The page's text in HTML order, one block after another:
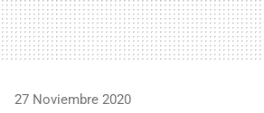
27 Noviembre 2020